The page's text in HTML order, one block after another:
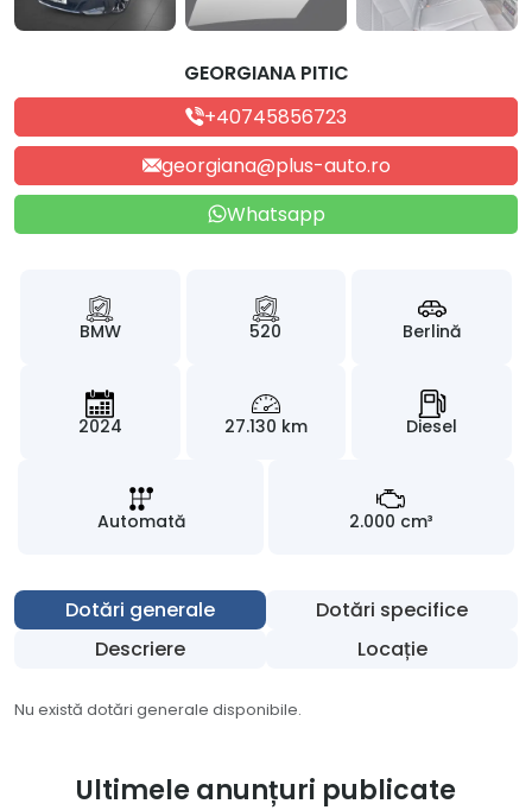
GEORGIANA PITIC
+40745856723
georgiana@plus-auto.ro
Whatsapp
BMW 520 Berlină
2024 27.130 km Diesel
Automată 2.000 cm³
Dotări generale
Dotări specifice
Descriere
Locație
Nu există dotări generale disponibile.
Ultimele anunțuri publicate